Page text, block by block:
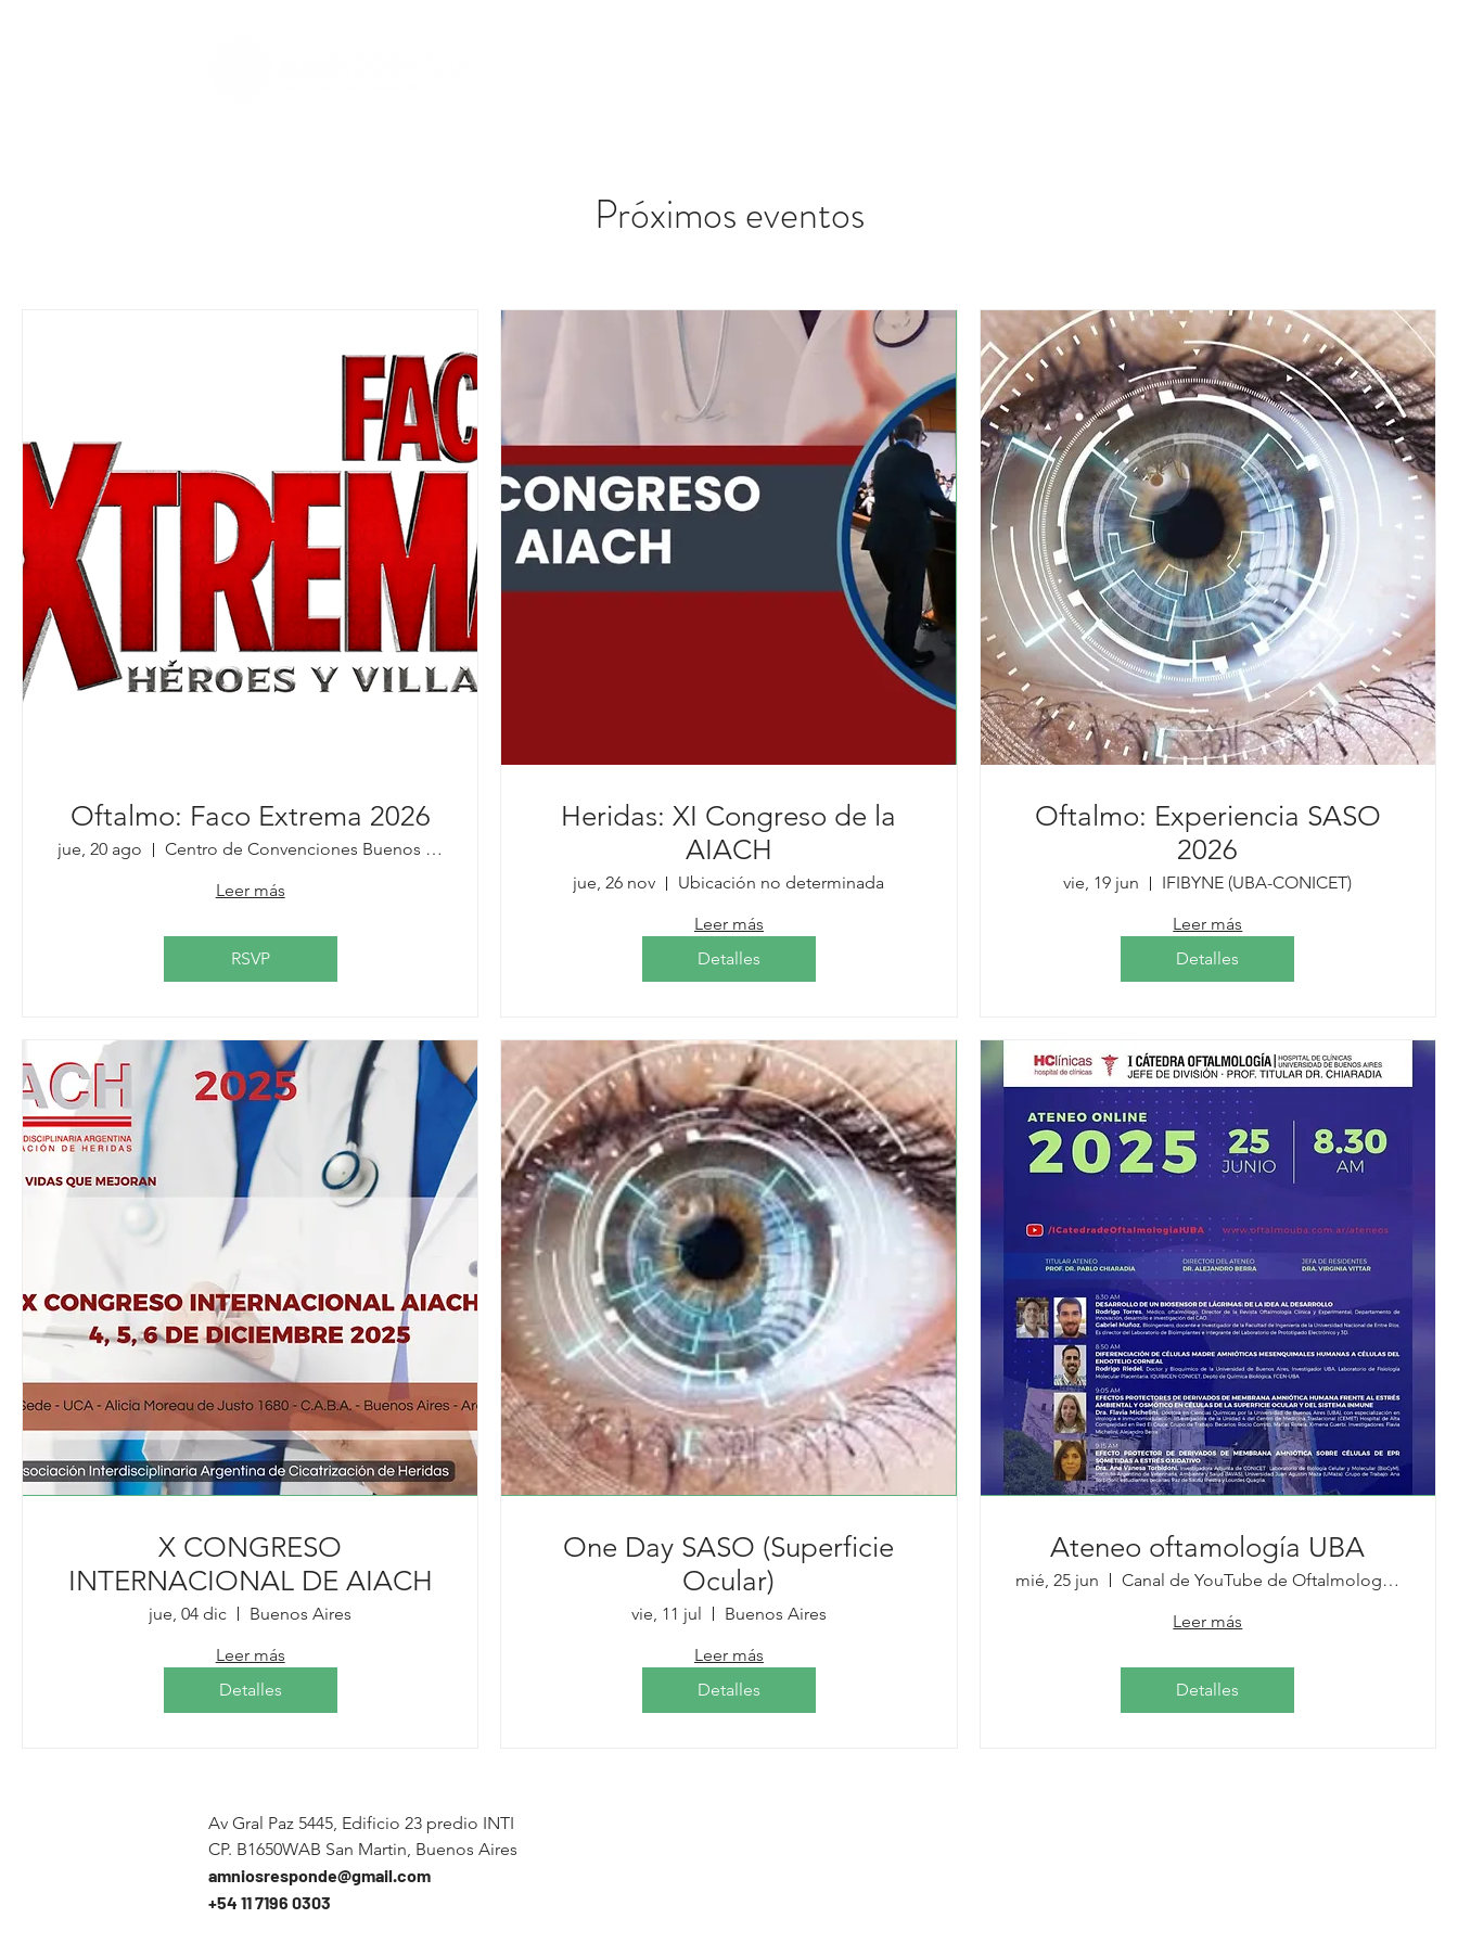
Próximos eventos
Oftalmo: Faco Extrema 2026
jue, 20 ago
Centro de Convenciones Buenos Aires
Leer más
RSVP
Heridas: XI Congreso de la
AIACH
jue, 26 nov
Ubicación no determinada
Leer más
Detalles
Oftalmo: Experiencia SASO
2026
vie, 19 jun
IFIBYNE (UBA-CONICET)
Leer más
Detalles
X CONGRESO
INTERNACIONAL DE AIACH
jue, 04 dic
Buenos Aires
Leer más
Detalles
One Day SASO (Superficie
Ocular)
vie, 11 jul
Buenos Aires
Leer más
Detalles
Ateneo oftamología UBA
mié, 25 jun
Canal de YouTube de Oftalmología UBA
Leer más
Detalles
Av Gral Paz 5445, Edificio 23 predio INTI
CP. B1650WAB San Martin, Buenos Aires
amniosresponde@gmail.com
+54 11 7196 0303